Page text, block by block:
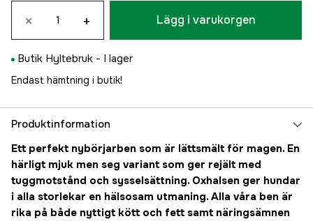
× + Lägg i varukorgen
Butik Hyltebruk - I lager
Endast hämtning i butik!
Produktinformation
Ett perfekt nybörjarben som är lättsmält för magen. En
härligt mjuk men seg variant som ger rejält med
tuggmotstånd och sysselsättning. Oxhalsen ger hundar
i alla storlekar en hälsosam utmaning. Alla våra ben är
rika på både nyttigt kött och fett samt näringsämnen